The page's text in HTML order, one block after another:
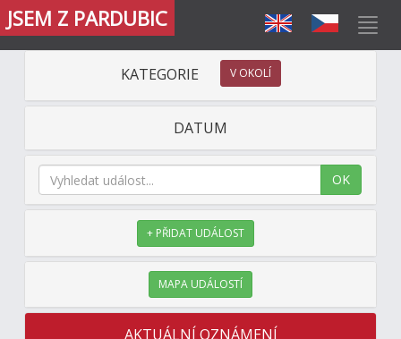
JSEM Z PARDUBIC
KATEGORIE V OKOLÍ
DATUM
OK
+ PŘIDAT UDÁLOST
MAPA UDÁLOSTÍ
AKTUÁLNÍ OZNÁMENÍ